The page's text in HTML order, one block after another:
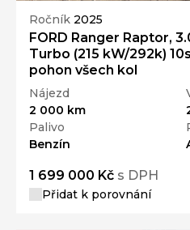
Ročník 2025
FORD Ranger Raptor,
Turbo (215 kW/292k)
pohon všech kol
Nájezd
2 000 km
Palivo
Benzín
1 699 000 Kč s DPH
Přidat k porovnání